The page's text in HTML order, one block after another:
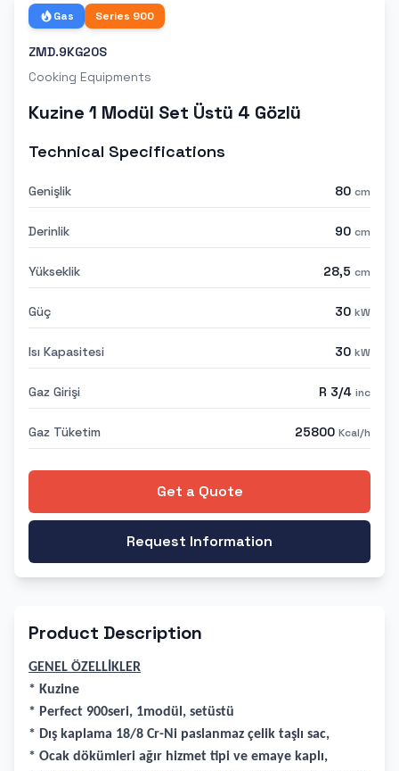
Gas Series 900
ZMD.9KG20S
Cooking Equipments
Kuzine 1 Modül Set Üstü 4 Gözlü
Technical Specifications
Genişlik 80 cm
Derinlik 90 cm
Yükseklik 28,5 cm
Güç 30 kW
Isı Kapasitesi 30 kW
Gaz Girişi R 3/4 inc
Gaz Tüketim 25800 Kcal/h
Get a Quote
Request Information
Product Description
GENEL ÖZELLİKLER
* Kuzine
* Perfect 900seri, 1modül, setüstü
* Dış kaplama 18/8 Cr-Ni paslanmaz çelik taşlı sac,
* Ocak dökümleri ağır hizmet tipi ve emaye kaplı,